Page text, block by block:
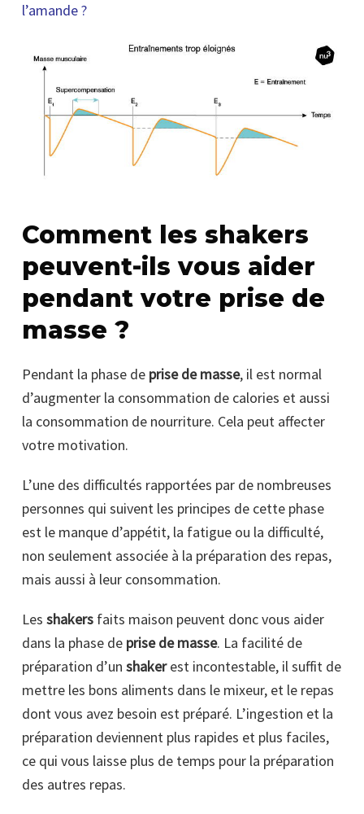
l’amande ?
Comment les shakers
peuvent-ils vous aider
pendant votre prise de
masse ?
Pendant la phase de prise de masse, il est normal
d’augmenter la consommation de calories et aussi
la consommation de nourriture. Cela peut affecter
votre motivation.
L’une des difficultés rapportées par de nombreuses
personnes qui suivent les principes de cette phase
est le manque d’appétit, la fatigue ou la difficulté,
non seulement associée à la préparation des repas,
mais aussi à leur consommation.
Les shakers faits maison peuvent donc vous aider
dans la phase de prise de masse. La facilité de
préparation d’un shakerest incontestable, il suffit de
mettre les bons aliments dans le mixeur, et le repas
dont vous avez besoin est préparé. L’ingestion et la
préparation deviennent plus rapides et plus faciles,
ce qui vous laisse plus de temps pour la préparation
des autres repas.